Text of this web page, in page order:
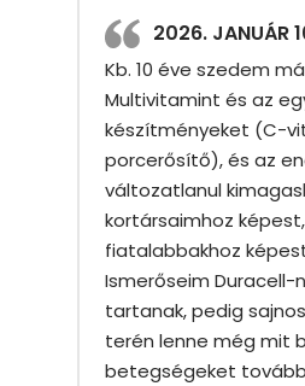
2026. JANUÁR
Kb. 10 éve szedem
Multivitamint és az
készítményeket (C-
porcerősítő), és az
változatlanul
kortársaimhoz
fiatalabbakhoz
Ismerőseim Duracell-
tartanak, pedig
terén lenne még mit
betegségeket